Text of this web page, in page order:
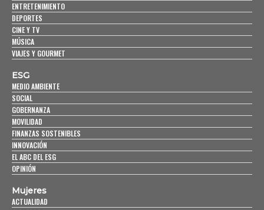
ENTRETENIMIENTO
DEPORTES
CINE Y TV
MÚSICA
VIAJES Y GOURMET
ESG
MEDIO AMBIENTE
SOCIAL
GOBERNANZA
MOVILIDAD
FINANZAS SOSTENIBLES
INNOVACIÓN
EL ABC DEL ESG
OPINIÓN
Mujeres
ACTUALIDAD